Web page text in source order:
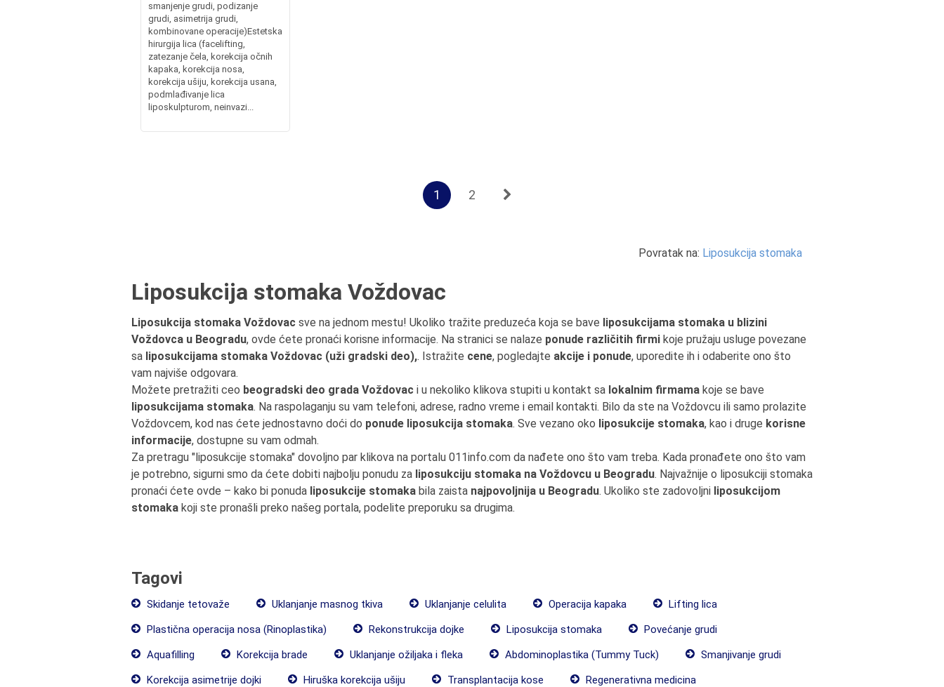
smanjenje grudi, podizanje
grudi, asimetrija grudi,
kombinovane operacije)Estetska
hirurgija lica (facelifting,
zatezanje čela, korekcija očnih
kapaka, korekcija nosa,
korekcija ušiju, korekcija usana,
podmlađivanje lica
liposkulpturom, neinvazi...
1 2
Povratak na: Liposukcija stomaka
Liposukcija stomaka Voždovac
Liposukcija stomaka Voždovac sve na jednom mestu! Ukoliko tražite preduzeća koja se bave liposukcijama stomaka u blizini
Voždovca u Beogradu, ovde ćete pronaći korisne informacije. Na stranici se nalaze ponude različitih firmi koje pružaju usluge povezane
sa liposukcijama stomaka Voždovac (uži gradski deo),. Istražite cene, pogledajte akcije i ponude, uporedite ih i odaberite ono što
vam najviše odgovara.
Možete pretražiti ceo beogradski deo grada Voždovac i u nekoliko klikova stupiti u kontakt sa lokalnim firmama koje se bave
liposukcijama stomaka. Na raspolaganju su vam telefoni, adrese, radno vreme i email kontakti. Bilo da ste na Voždovcu ili samo prolazite
Voždovcem, kod nas ćete jednostavno doći do ponude liposukcija stomaka. Sve vezano oko liposukcije stomaka, kao i druge korisne
informacije, dostupne su vam odmah.
Za pretragu "liposukcije stomaka" dovoljno par klikova na portalu 011info.com da nađete ono što vam treba. Kada pronađete ono što vam
je potrebno, sigurni smo da ćete dobiti najbolju ponudu za liposukciju stomaka na Voždovcu u Beogradu. Najvažnije o liposukciji stomaka
pronaći ćete ovde – kako bi ponuda liposukcije stomaka bila zaista najpovoljnija u Beogradu. Ukoliko ste zadovoljni liposukcijom
stomaka koji ste pronašli preko našeg portala, podelite preporuku sa drugima.
Tagovi
Skidanje tetovaže Uklanjanje masnog tkiva Uklanjanje celulita Operacija kapaka
Lifting lica
Plastična operacija nosa (Rinoplastika)
Rekonstrukcija dojke Liposukcija stomaka
Povećanje grudi
Aquafilling
Korekcija brade Uklanjanje ožiljaka i fleka Abdominoplastika (Tummy Tuck)
Smanjivanje grudi
Korekcija asimetrije dojki
Hiruška korekcija ušiju Transplantacija kose Regenerativna medicina